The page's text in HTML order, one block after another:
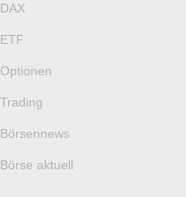
DAX
ETF
Optionen
Trading
Börsennews
Börse aktuell